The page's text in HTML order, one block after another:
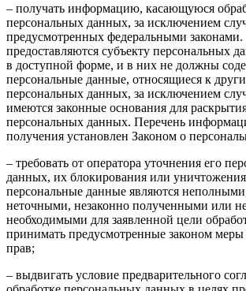
– получать информацию, касающуюся
персональных данных, за исключением
предусмотренных федеральными
предоставляются субъекту персональных
в доступной форме, и в них не должны
персональные данные, относящиеся к
персональных данных, за исключением
имеются законные основания для
персональных данных. Перечень
получения установлен Законом о
– требовать от оператора уточнения его
данных, их блокирования или уничтожения
персональные данные являются
неточными, незаконно полученными или
необходимыми для заявленной цели
принимать предусмотренные законом
прав;
– выдвигать условие предварительного